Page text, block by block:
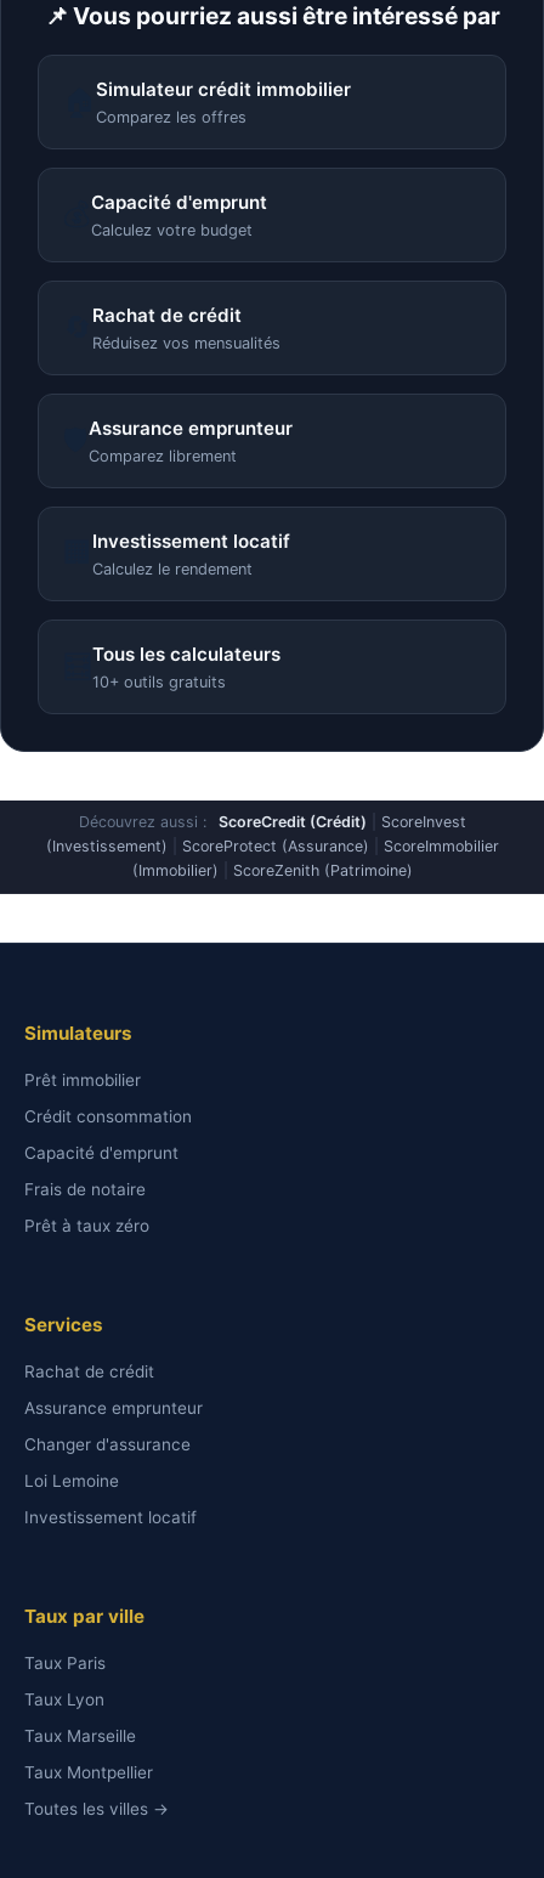
📌 Vous pourriez aussi être intéressé par
Simulateur crédit immobilier
Comparez les offres
Capacité d'emprunt
Calculez votre budget
Rachat de crédit
Réduisez vos mensualités
Assurance emprunteur
Comparez librement
Investissement locatif
Calculez le rendement
Tous les calculateurs
10+ outils gratuits
Découvrez aussi : ScoreCredit (Crédit)
ScoreInvest
(Investissement)
ScoreProtect (Assurance)
ScoreImmobilier
(Immobilier)
ScoreZenith (Patrimoine)
Simulateurs
Prêt immobilier
Crédit consommation
Capacité d'emprunt
Frais de notaire
Prêt à taux zéro
Services
Rachat de crédit
Assurance emprunteur
Changer d'assurance
Loi Lemoine
Investissement locatif
Taux par ville
Taux Paris
Taux Lyon
Taux Marseille
Taux Montpellier
Toutes les villes →